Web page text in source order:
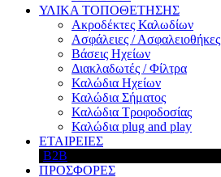
ΥΛΙΚΑ ΤΟΠΟΘΕΤΗΣΗΣ
Ακροδέκτες Καλωδίων
Ασφάλειες / Ασφαλειοθήκες
Βάσεις Ηχείων
Διακλαδωτές / Φίλτρα
Καλώδια Ηχείων
Καλώδια Σήματος
Καλώδια Τροφοδοσίας
Καλώδια plug and play
ΕΤΑΙΡΕΙΕΣ
B2B
ΠΡΟΣΦΟΡΕΣ